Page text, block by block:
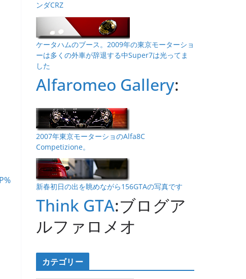
ンダCRZ
ケータハムのブース。2009年の東京モーターショ
ーは多くの外車が辞退する中Super7は光ってま
した
Alfaromeo Gallery:
2007年東京モーターショのAlfa8C
Competizione。
新春初日の出を眺めながら156GTAの写真です
Think GTA:ブログア
ルファロメオ
カテゴリー